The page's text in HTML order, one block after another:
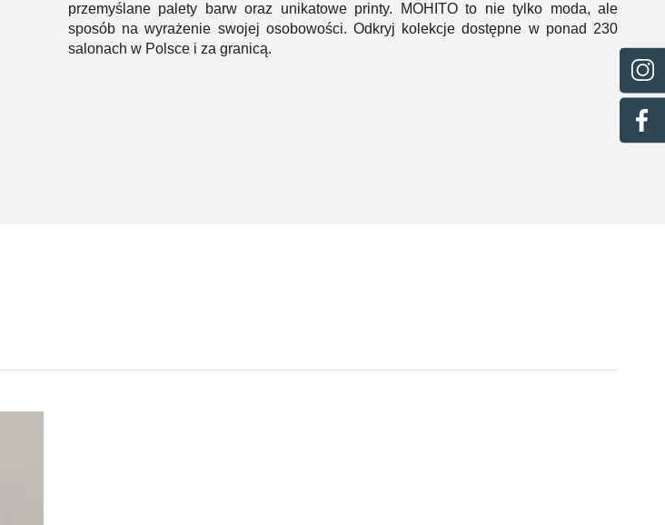
przemyślane palety barw oraz unikatowe printy. MOHITO to nie tylko moda, ale
sposób na wyrażenie swojej osobowości. Odkryj kolekcje dostępne w ponad 230
salonach w Polsce i za granicą.